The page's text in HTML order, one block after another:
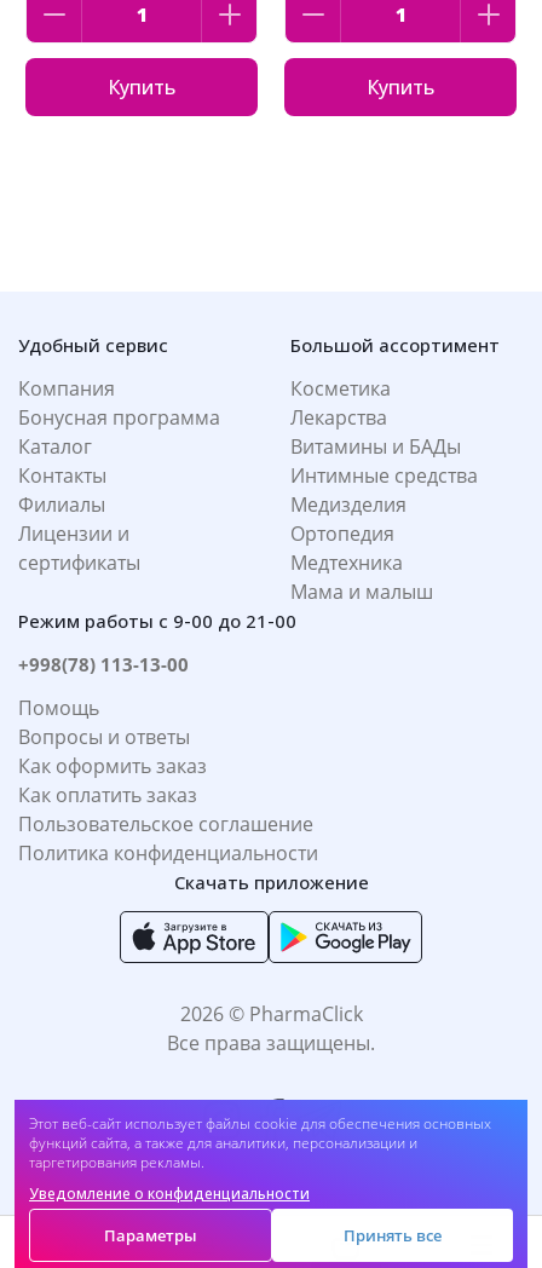
Этот веб-сайт использует файлы cookie для обеспечения основных
функций сайта, а также для аналитики, персонализации и
таргетирования рекламы.
Уведомление о конфиденциальности
Параметры Принять все
Купить Купить
Удобный сервис
Компания
Бонусная программа
Каталог
Контакты
Филиалы
Лицензии и
сертификаты
Большой ассортимент
Косметика
Лекарства
Витамины и БАДы
Интимные средства
Медизделия
Ортопедия
Медтехника
Мама и малыш
Режим работы с 9-00 до 21-00
+998(78) 113-13-00
Помощь
Вопросы и ответы
Как оформить заказ
Как оплатить заказ
Пользовательское соглашение
Политика конфиденциальности
Скачать приложение
2026 © PharmaClick
Все права защищены.
Принимаем к оплате: